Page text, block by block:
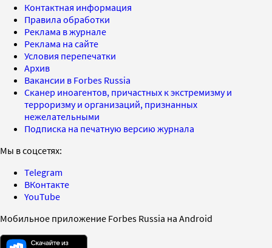
Контактная информация
Правила обработки
Реклама в журнале
Реклама на сайте
Условия перепечатки
Архив
Вакансии в Forbes Russia
Сканер иноагентов, причастных к экстремизму и
терроризму и организаций, признанных
нежелательными
Подписка на печатную версию журнала
Мы в соцсетях:
Telegram
ВКонтакте
YouTube
Мобильное приложение Forbes Russia на Android